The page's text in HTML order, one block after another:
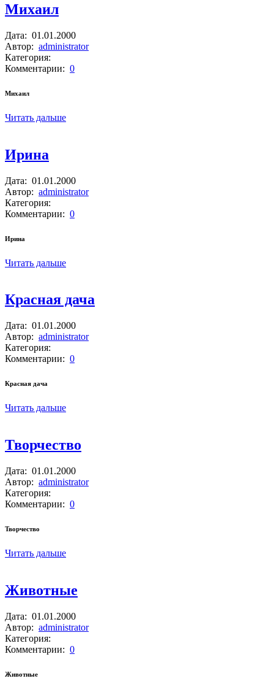
Михаил
Дата: 01.01.2000
Автор: administrator
Категория:
Комментарии: 0
Михаил
Читать дальше
Ирина
Дата: 01.01.2000
Автор: administrator
Категория:
Комментарии: 0
Ирина
Читать дальше
Красная дача
Дата: 01.01.2000
Автор: administrator
Категория:
Комментарии: 0
Красная дача
Читать дальше
Творчество
Дата: 01.01.2000
Автор: administrator
Категория:
Комментарии: 0
Творчество
Читать дальше
Животные
Дата: 01.01.2000
Автор: administrator
Категория:
Комментарии: 0
Животные